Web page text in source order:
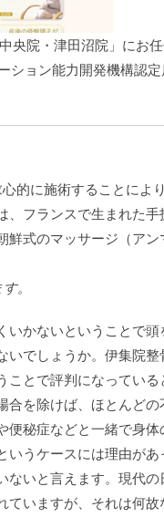
央院・津田沼院」にお
ション能力開発機構認
的に施術することによ
、フランスで生まれた
式のマッサージ（ア
。
かないということで
でしょうか。伊集院
ことで評判になってい
を除けば、ほとんど
秘症などと一緒で身
うケースには理由が
いと言えます。現代
いますが、それは何